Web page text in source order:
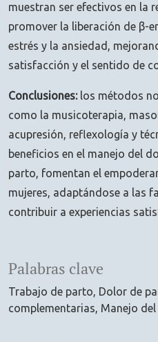
Palabras clave
Trabajo de parto Dolor de
complementarias Manejo
muestran ser efectivos en la
promover la liberación de β-
estrés y la ansiedad,
satisfacción y el sentido de
Conclusiones:los métodos
como la musicoterapia,
acupresión, reflexología y
beneficios en el manejo del
parto, fomentan el
mujeres, adaptándose a las
contribuir a experiencias